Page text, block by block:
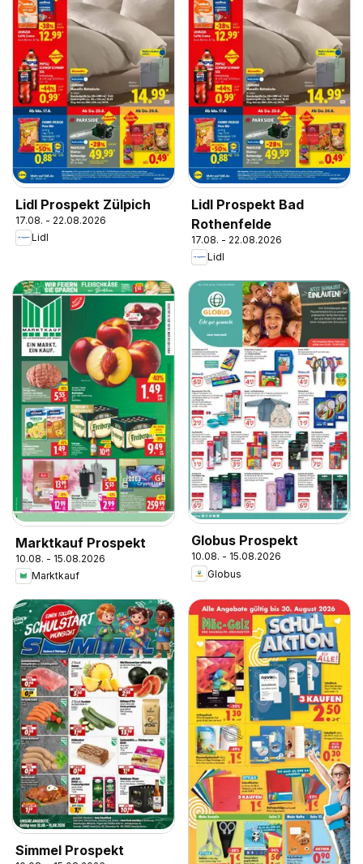
Lidl Prospekt Zülpich
17.08. - 22.08.2026
Lidl
Lidl Prospekt Bad
Rothenfelde
17.08. - 22.08.2026
Lidl
Marktkauf Prospekt
10.08. - 15.08.2026
Marktkauf
Globus Prospekt
10.08. - 15.08.2026
Globus
Simmel Prospekt